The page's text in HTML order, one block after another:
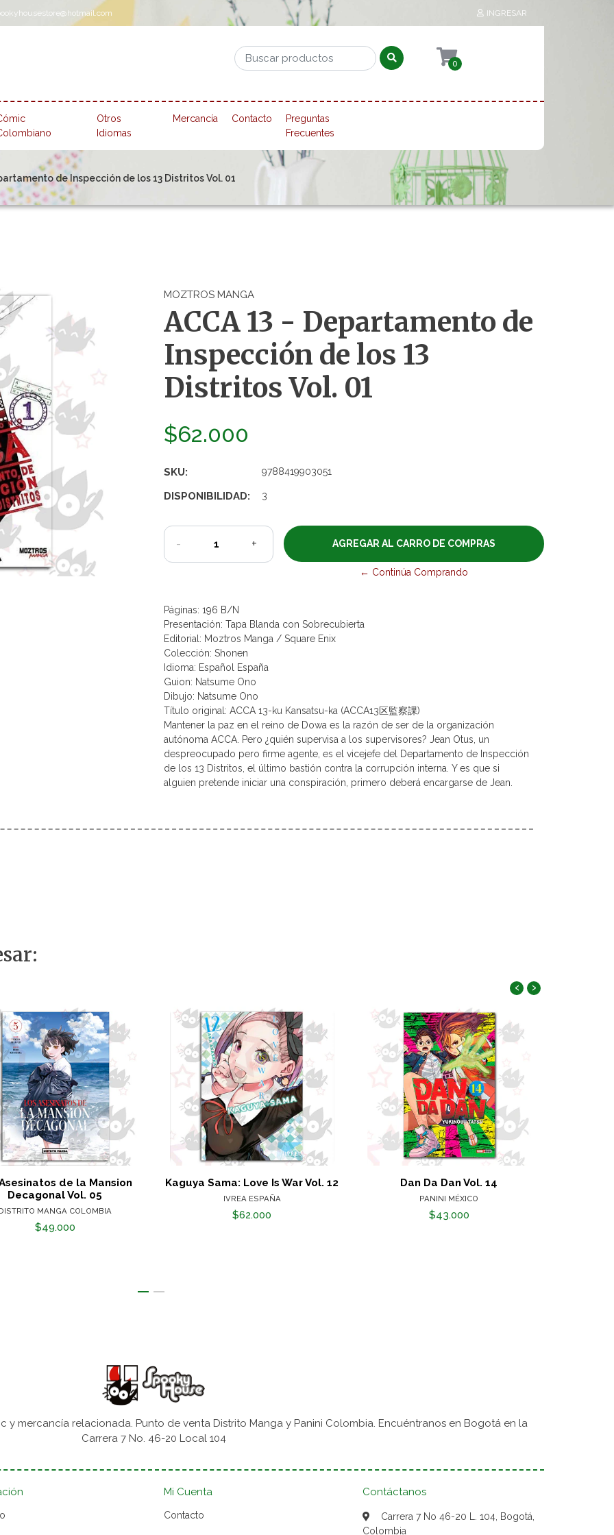
INGRESAR
0
Otros
Idiomas
Mercancía Contacto
Preguntas
Frecuentes
de Inspección de los 13 Distritos Vol. 01
MOZTROS MANGA
ACCA 13 - Departamento de
Inspección de los 13
Distritos Vol. 01
$62.000
SKU: 9788419903051
DISPONIBILIDAD: 3
- +
← Continúa Comprando
Páginas: 196 B/N
Presentación: Tapa Blanda con Sobrecubierta
Editorial: Moztros Manga / Square Enix
Colección: Shonen
Idioma: Español España
Guion: Natsume Ono
Dibujo: Natsume Ono
Título original: ACCA 13-ku Kansatsu-ka (ACCA13区監察課)
Mantener la paz en el reino de Dowa es la razón de ser de la organización
autónoma ACCA. Pero ¿quién supervisa a los supervisores? Jean Otus, un
despreocupado pero firme agente, es el vicejefe del Departamento de Inspección
de los 13 Distritos, el último bastión contra la corrupción interna. Y es que si
alguien pretende iniciar una conspiración, primero deberá encargarse de Jean.
de la Mansion
Decagonal Vol. 05
MANGA COLOMBIA
$49.000
Kaguya Sama: Love Is War Vol. 12
IVREA ESPAÑA
$62.000
Dan Da Dan Vol. 14
PANINI MÉXICO
$43.000
‹ ›
y mercancía relacionada. Punto de venta Distrito Manga y Panini Colombia. Encuéntranos en Bogotá en la
Carrera 7 No. 46-20 Local 104
Mi Cuenta
Contacto
Contáctanos
Carrera 7 No 46-20 L. 104, Bogotá,
Colombia